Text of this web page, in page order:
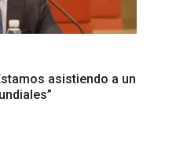
asistiendo a un